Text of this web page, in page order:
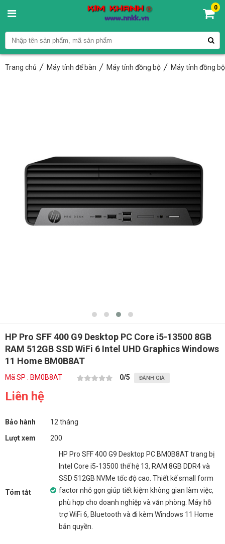
0
Trang chủ Máy tính để bàn Máy tính đồng bộ Máy tính đồng
HP Pro SFF 400 G9 Desktop PC Core i5-13500 8GB
RAM 512GB SSD WiFi 6 Intel UHD Graphics Windows
11 Home BM0B8AT
Mã SP : BM0B8AT 0/5 ĐÁNH GIÁ
Liên hệ
Bảo hành
12 tháng
Lượt xem
200
Tóm tắt
HP Pro SFF 400 G9 Desktop PC BM0B8AT trang bị
Intel Core i5-13500 thế hệ 13, RAM 8GB DDR4 và
SSD 512GB NVMe tốc độ cao. Thiết kế small form
factor nhỏ gọn giúp tiết kiệm không gian làm việc,
phù hợp cho doanh nghiệp và văn phòng. Máy hỗ
trợ WiFi 6, Bluetooth và đi kèm Windows 11 Home
bản quyền.